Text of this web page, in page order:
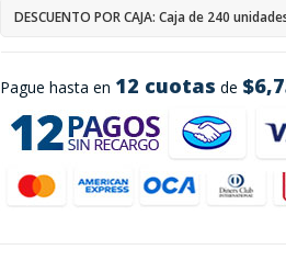
Pague hasta en 12 cuotas de
DESCUENTO POR CAJA: Caja de 240